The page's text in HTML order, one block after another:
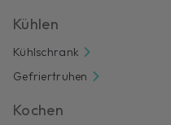
Kühlen
Kühlschrank
Gefriertruhen
Kochen